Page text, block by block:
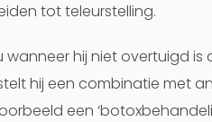
tot teleurstelling.
wanneer hij niet overtuigd
hij een combinatie met
een